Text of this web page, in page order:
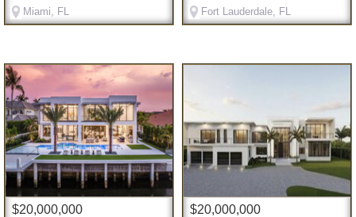
Miami, FL Fort Lauderdale, FL
$20,000,000 $20,000,000